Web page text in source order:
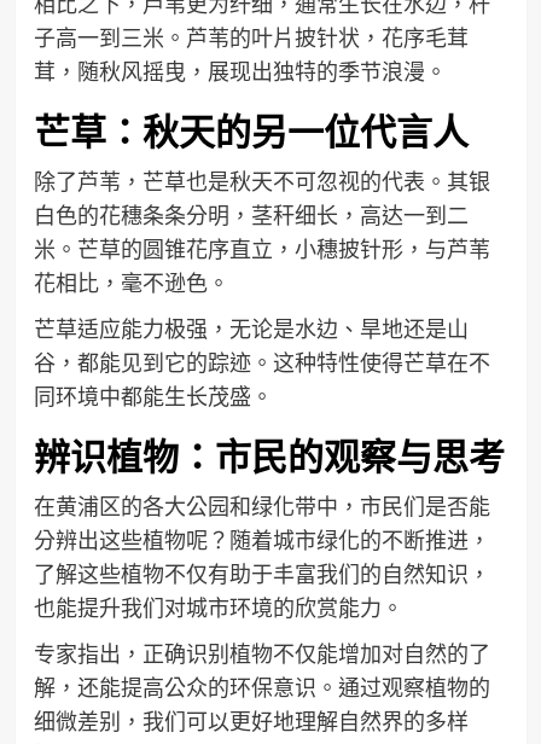
子高一到三米。芦苇的叶片披针状，花序毛茸
茸，随秋风摇曳，展现出独特的季节浪漫。
芒草：秋天的另一位代言人
除了芦苇，芒草也是秋天不可忽视的代表。其银
白色的花穗条条分明，茎秆细长，高达一到二
米。芒草的圆锥花序直立，小穗披针形，与芦苇
花相比，毫不逊色。
芒草适应能力极强，无论是水边、旱地还是山
谷，都能见到它的踪迹。这种特性使得芒草在不
同环境中都能生长茂盛。
辨识植物：市民的观察与思考
在黄浦区的各大公园和绿化带中，市民们是否能
分辨出这些植物呢？随着城市绿化的不断推进，
了解这些植物不仅有助于丰富我们的自然知识，
也能提升我们对城市环境的欣赏能力。
专家指出，正确识别植物不仅能增加对自然的了
解，还能提高公众的环保意识。通过观察植物的
细微差别，我们可以更好地理解自然界的多样